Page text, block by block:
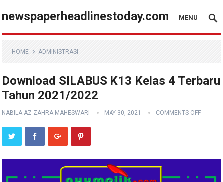
newspaperheadlinestoday.com MENU
HOME ADMINISTRASI
Download SILABUS K13 Kelas 4 Terbaru
Tahun 2021/2022
NABILA AZ-ZAHRA MAHESWARI MAY 30, 2021 COMMENTS OFF